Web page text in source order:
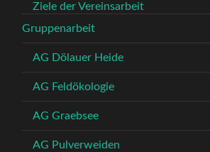
Ziele der Vereinsarbeit
Gruppenarbeit
AG Dölauer Heide
AG Feldökologie
AG Graebsee
AG Pulverweiden